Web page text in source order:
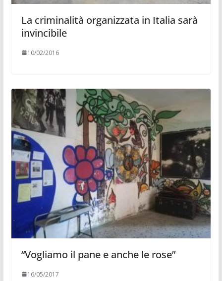
La criminalità organizzata in Italia sarà
invincibile
10/02/2016
“Vogliamo il pane e anche le rose”
16/05/2017